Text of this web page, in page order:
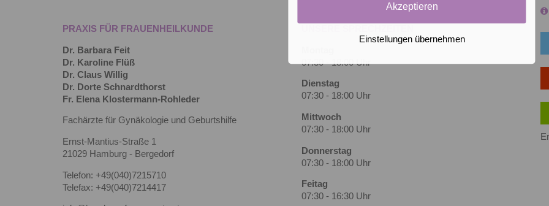
PRAXIS FÜR FRAUENHEILKUNDE
Dr. Barbara Feit
Dr. Karoline Flüß
Dr. Claus Willig
Dr. Dorte Schnardthorst
Fr. Elena Klostermann-Rohleder
Fachärzte für Gynäkologie und Geburtshilfe
Ernst-Mantius-Straße 1
21029 Hamburg - Bergedorf
Telefon: +49(040)7215710
Telefax: +49(040)7214417
07:30 - 18:00 Uhr
Dienstag
07:30 - 18:00 Uhr
Mittwoch
07:30 - 18:00 Uhr
Donnerstag
07:30 - 18:00 Uhr
Feitag
07:30 - 16:30 Uhr
Akzeptieren
Einstellungen übernehmen